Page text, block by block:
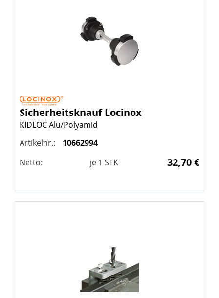
SicherheitsknaufLocinox
KIDLOC Alu/Polyamid
Artikelnr.:
10662994
Netto:
je 1 STK 32,70 €